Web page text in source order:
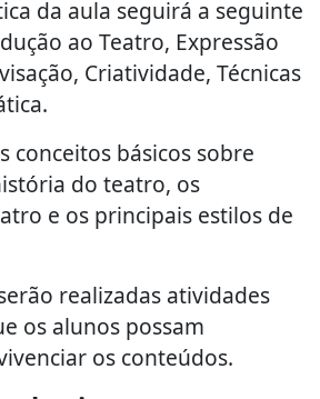
da aula seguirá a seguinte
ao Teatro, Expressão
Criatividade, Técnicas
conceitos básicos sobre
do teatro, os
e os principais estilos de
realizadas atividades
os alunos possam
os conteúdos.